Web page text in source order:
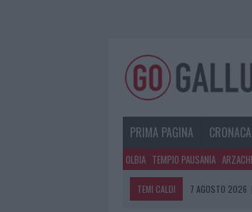
PRIMA PAGINA CRONACA
OLBIA TEMPIO PAUSANIA
TEMI CALDI 7 AGOSTO 2026